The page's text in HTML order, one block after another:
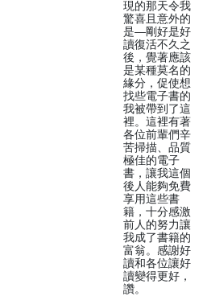
現的那天令我
驚喜且意外的
是—剛好是好
讀復活不久之
後，覺著應該
是某種莫名的
緣分，促使想
找些電子書的
我被帶到了這
裡。這裡有著
各位前輩們辛
苦掃描、品質
極佳的電子
書，讓我這個
後人能夠免費
享用這些書
籍，十分感激
前人的努力讓
我成了書籍的
富翁。感謝好
讀和各位讓好
讀變得更好，
讚。